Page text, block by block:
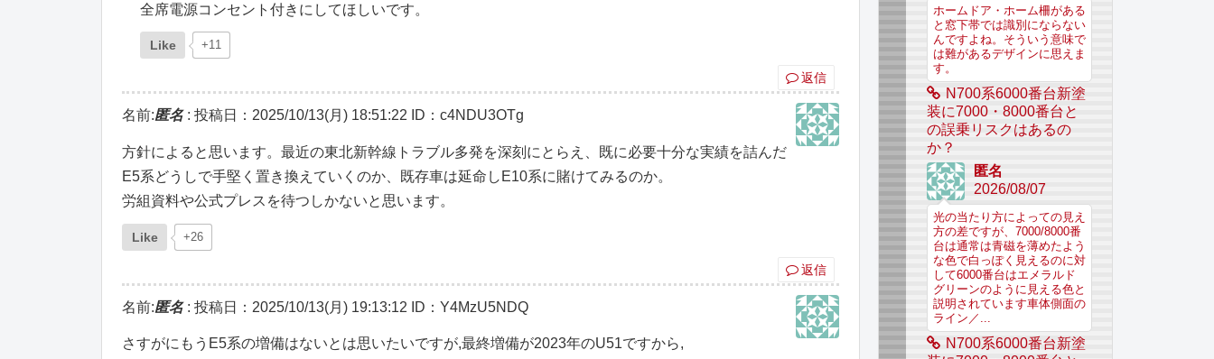
全席電源コンセント付きにしてほしいです。
Like +11
返信
名前:匿名: 投稿日：2025/10/13(月) 18:51:22 ID：c4NDU3OTg
方針によると思います。最近の東北新幹線トラブル多発を深刻にとらえ、既に必要十分な実績を詰んだ
E5系どうしで手堅く置き換えていくのか、既存車は延命しE10系に賭けてみるのか。
労組資料や公式プレスを待つしかないと思います。
Like +26
返信
名前:匿名: 投稿日：2025/10/13(月) 19:13:12 ID：Y4MzU5NDQ
さすがにもうE5系の増備はないとは思いたいですが,最終増備が2023年のU51ですから,
ホームドア・ホーム柵がある
と窓下帯では識別にならない
んですよね。そういう意味で
は難があるデザインに思えま
す。
N700系6000番台新塗
装に7000・8000番台と
の誤乗リスクはあるの
か？
匿名
2026/08/07
光の当たり方によっての見え
方の差ですが、7000/8000番
台は通常は青磁を薄めたよう
な色で白っぽく見えるのに対
して6000番台はエメラルド
グリーンのように見える色と
説明されています車体側面の
ライン／...
N700系6000番台新塗